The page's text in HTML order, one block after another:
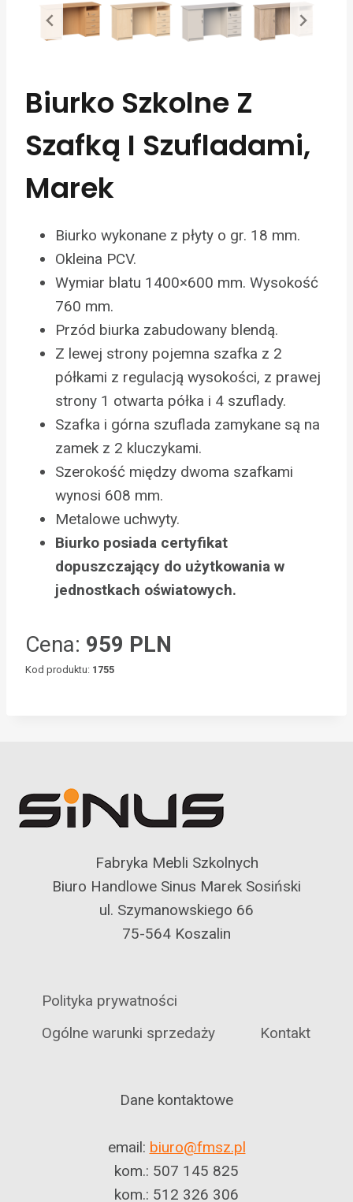
Biurko Szkolne Z
Szafką I Szufladami,
Marek
Biurko wykonane z płyty o gr. 18 mm.
Okleina PCV.
Wymiar blatu 1400×600 mm. Wysokość
760 mm.
Przód biurka zabudowany blendą.
Z lewej strony pojemna szafka z 2
półkami z regulacją wysokości, z prawej
strony 1 otwarta półka i 4 szuflady.
Szafka i górna szuflada zamykane są na
zamek z 2 kluczykami.
Szerokość między dwoma szafkami
wynosi 608 mm.
Metalowe uchwyty.
Biurko posiada certyfikat
dopuszczający do użytkowania w
jednostkach oświatowych.
Cena: 959 PLN
Kod produktu: 1755
Fabryka Mebli Szkolnych
Biuro Handlowe Sinus Marek Sosiński
ul. Szymanowskiego 66
75-564 Koszalin
Polityka prywatności
Ogólne warunki sprzedaży
Kontakt
Dane kontaktowe
email: biuro@fmsz.pl
kom.: 507 145 825
kom.: 512 326 306